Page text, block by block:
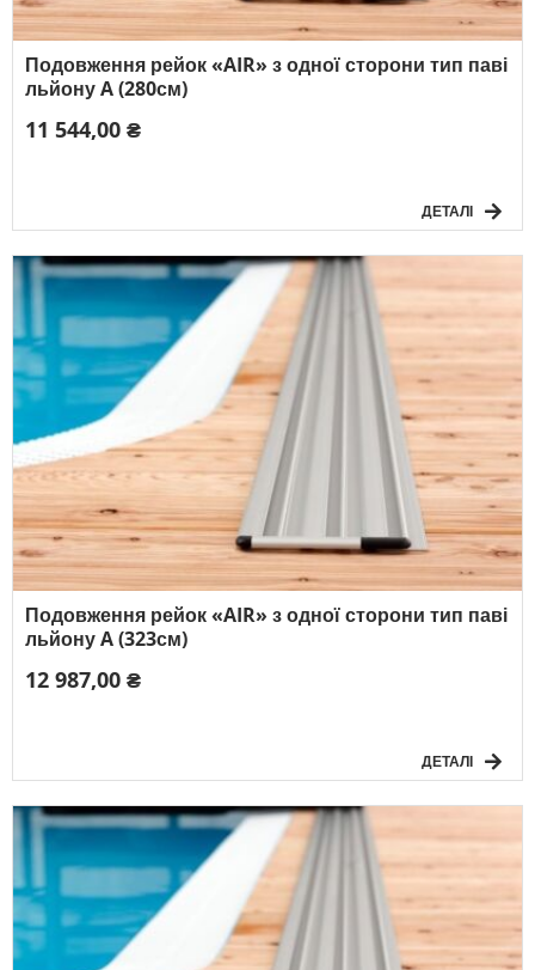
Подовження рейок «AIR» з одної сторони тип паві
льйону A (280см)
11 544,00 ₴
ДЕТАЛІ
Подовження рейок «AIR» з одної сторони тип паві
льйону A (323см)
12 987,00 ₴
ДЕТАЛІ